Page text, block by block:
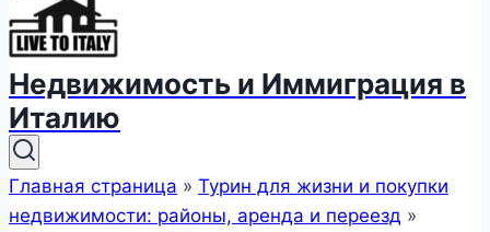
Недвижимость и Иммиграция в
Италию
Главная страница » Турин для жизни и покупки
недвижимости: районы, аренда и переезд »